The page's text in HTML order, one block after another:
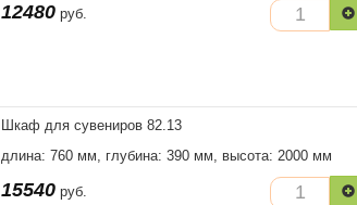
12480 руб.
Шкаф для сувениров 82.13
длина: 760 мм, глубина: 390 мм, высота: 2000 мм
15540 руб.